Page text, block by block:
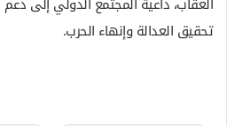
تحقيق العدالة وإنهاء الحرب.